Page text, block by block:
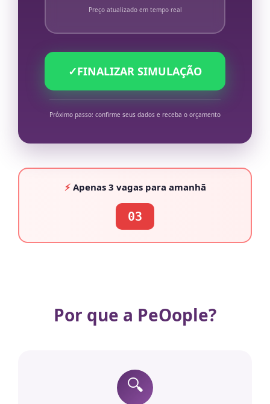
Preço atualizado em tempo real
✓FINALIZAR SIMULAÇÃO
Próximo passo: confirme seus dados e receba o orçamento
⚡Apenas 3 vagaspara amanhã
03
Por que a PeOople?
🔍